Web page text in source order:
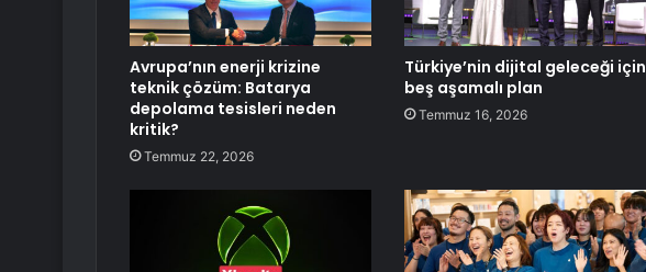
Avrupa’nın enerji krizine
teknik çözüm: Batarya
depolama tesisleri neden
kritik?
Temmuz 22, 2026
Türkiye’nin dijital geleceği için
beş aşamalı plan
Temmuz 16, 2026